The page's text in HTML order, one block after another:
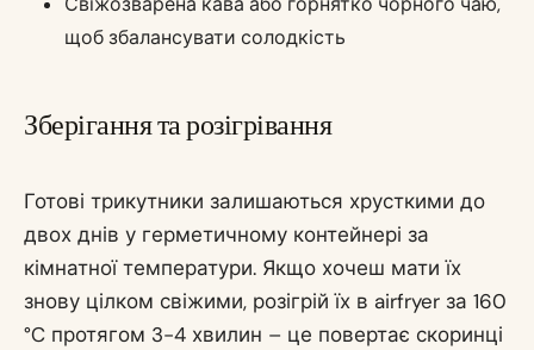
щоб збалансувати солодкість
Зберігання та розігрівання
Готові трикутники залишаються хрусткими до
двох днів у герметичному контейнері за
кімнатної температури. Якщо хочеш мати їх
знову цілком свіжими, розігрій їх в airfryer за 160
°C протягом 3-4 хвилин – це повертає скоринці